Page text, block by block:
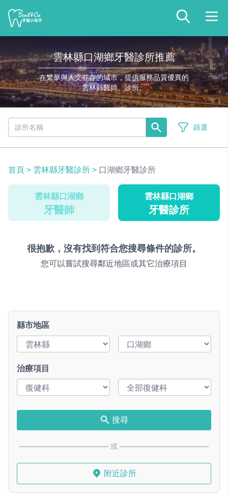
雲林縣口湖鄉牙醫診所推薦
在繁華與人文並存的城市，提供服務品質優異的
雲林縣醫師、診所。
篩選
首頁 > 雲林縣牙醫診所 > 口湖鄉牙醫診所
雲林縣口湖鄉
牙醫師
雲林縣口湖鄉
牙醫診所
很抱歉，沒有找到符合您搜尋條件的診所。
您可以嘗試搜尋鄰近地區或其它治療項目
縣市地區
治療項目
搜尋
或
附近診所